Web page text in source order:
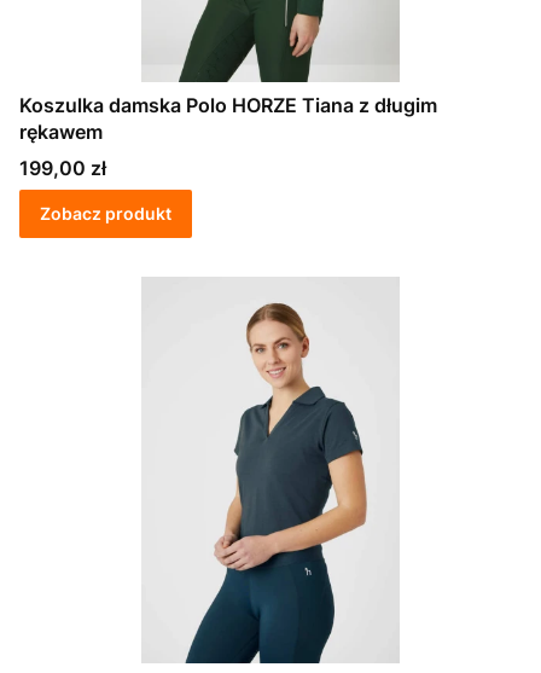
Koszulka damska Polo HORZE Tiana z długim
rękawem
Cena
199,00 zł
Zobacz produkt